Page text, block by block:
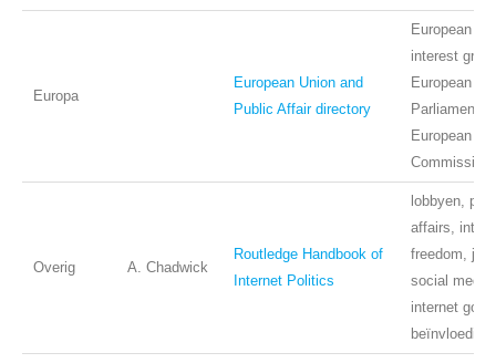
Europa
European Union and
Public Affair directory
European
interest
European
Parliament,
European
Commission
Overig A. Chadwick
Routledge Handbook of
Internet Politics
lobbyen,
affairs,
freedom,
social media,
internet
beïnvloeding